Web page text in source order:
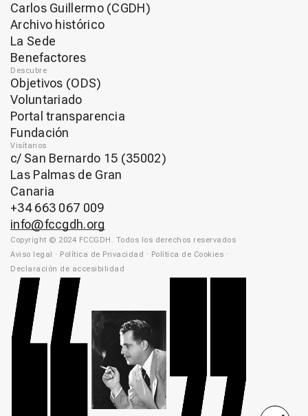
Carlos Guillermo (CGDH)
Archivo histórico
La Sede
Benefactores
Descubre
Objetivos (ODS)
Voluntariado
Portal transparencia
Fundación
Visítanos
c/ San Bernardo 15 (35002)
Las Palmas de Gran
Canaria
+34 663 067 009
info@fccgdh.org
Copyright © 2024 FCCGDH. Todos los derechos reservados
Aviso legal · Política de Privacidad · Política de Cookies ·
Declaración de accesibilidad